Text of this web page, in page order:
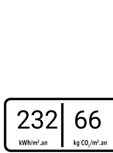
232 66